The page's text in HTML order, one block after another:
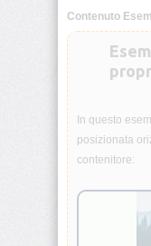
iteration-
count
animation-
name
animation-
play-
state
animation-
timing-
function
Contenuto
In questo
posizionata
contenitore: